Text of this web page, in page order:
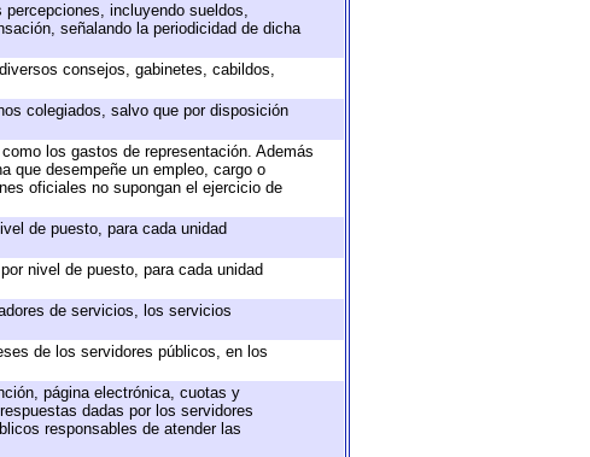
incluyendo sueldos,
señalando la periodicidad de dicha
consejos, gabinetes, cabildos,
colegiados, salvo que por disposición
los gastos de representación. Además
que desempeñe un empleo, cargo o
oficiales no supongan el ejercicio de
de puesto, para cada unidad
nivel de puesto, para cada unidad
de servicios, los servicios
de los servidores públicos, en los
página electrónica, cuotas y
dadas por los servidores
responsables de atender las